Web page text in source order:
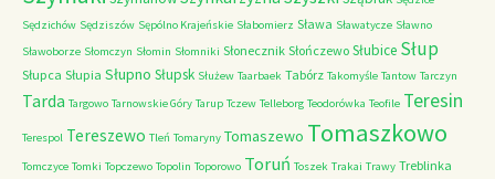
Sędzichów Sędziszów Sępólno Krajeńskie Słabomierz Sława Sławatycze Sławno
Sławoborze Słomczyn Słomin Słomniki Słonecznik Słończewo Słubice Słup
Słupca Słupia Słupno Słupsk Służew Taarbaek Tabórz Takomyśle Tantow Tarczyn
Tarda Targowo Tarnowskie Góry Tarup Tczew Telleborg Teodorówka Teofile Teresin
Terespol Tereszewo Tleń Tomaryny Tomaszewo Tomaszkowo
Tomczyce Tomki Topczewo Topolin Toporowo Toruń Toszek Trakai Trawy Treblinka